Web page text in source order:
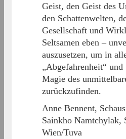
Geist, den Geist des
den Schattenwelten,
Gesellschaft und
Seltsamen eben –
auszusetzen, um in
„Abgefahrenheit“ und
Magie des
zurückzufinden.
Anne Bennent,
Sainkho Namtchylak,
Wien/Tuva